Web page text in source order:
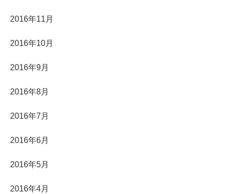
2016年11月
2016年10月
2016年9月
2016年8月
2016年7月
2016年6月
2016年5月
2016年4月